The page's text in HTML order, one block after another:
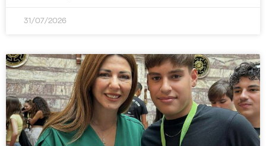
31/07/2026